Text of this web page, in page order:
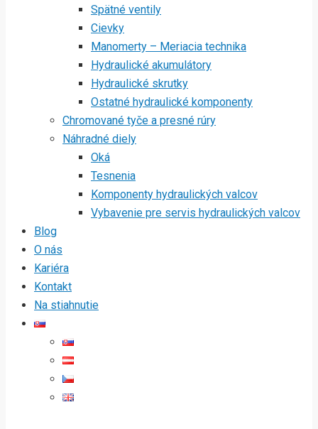
Spätné ventily
Cievky
Manomerty – Meriacia technika
Hydraulické akumulátory
Hydraulické skrutky
Ostatné hydraulické komponenty
Chromované tyče a presné rúry
Náhradné diely
Oká
Tesnenia
Komponenty hydraulických valcov
Vybavenie pre servis hydraulických valcov
Blog
O nás
Kariéra
Kontakt
Na stiahnutie